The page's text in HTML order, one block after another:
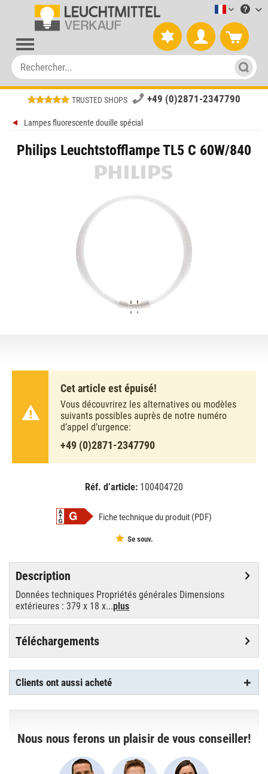
TRUSTED SHOPS +49 (0)2871-2347790
Lampes fluorescente douille spécial
Philips Leuchtstofflampe TL5 C 60W/840
Cet article est épuisé!
Vous découvrirez les alternatives ou modèles
suivants possibles auprès de notre numéro
d’appel d’urgence:
+49 (0)2871-2347790
Réf. d’article: 100404720
Fiche technique du produit (PDF)
Se souv.
Description
Données techniques Propriétés générales Dimensions
extérieures : 379 x 18 x...plus
Téléchargements
Clients ont aussi acheté
Nous nous ferons un plaisir de vous conseiller!